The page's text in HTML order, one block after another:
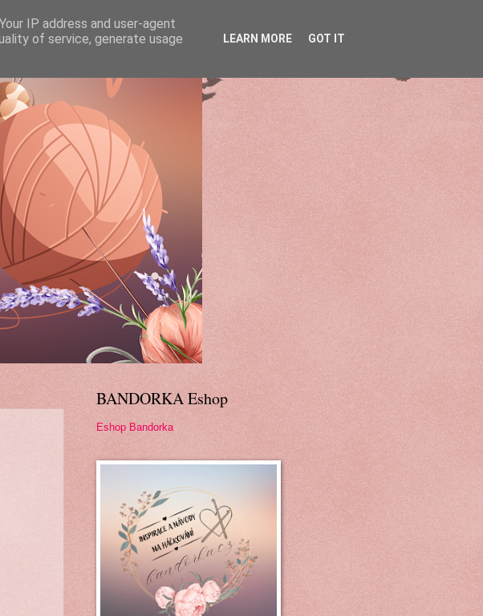
BANDORKA Eshop
Eshop Bandorka
IP address and user-agent
of service, generate usage
LEARN MORE GOT IT